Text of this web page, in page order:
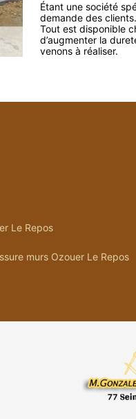
Étant une société
demande des
Tout est disponible
d’augmenter la
venons à réaliser.
Le Repos
murs Ozouer Le Repos